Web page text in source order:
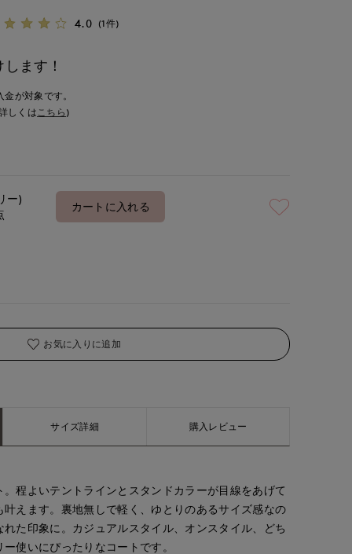
4.0 (1件)
ます！
が対象です。
しくはこちら )
ー)
カートに入れる
お気に入りに追加
サイズ詳細 購入レビュー
程よいテントラインとスタンドカラーが目線をあげて
叶えます。裏地無しで軽く、ゆとりのあるサイズ感なの
た印象に。カジュアルスタイル、オンスタイル、どち
使いにぴったりなコートです。